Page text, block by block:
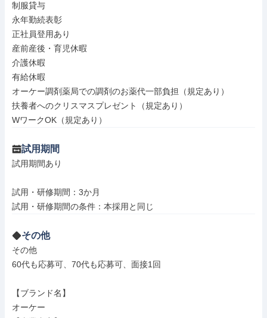
制服貸与
永年勤続表彰
正社員登用あり
産前産後・育児休暇
介護休暇
有給休暇
オーケー調剤薬局での調剤のお薬代一部負担（規定あり）
扶養者へのクリスマスプレゼント（規定あり）
WワークOK（規定あり）
試用期間
試用期間あり
試用・研修期間：3か月
その他
その他
60代も応募可、70代も応募可、面接1回
【ブランド名】
オーケー